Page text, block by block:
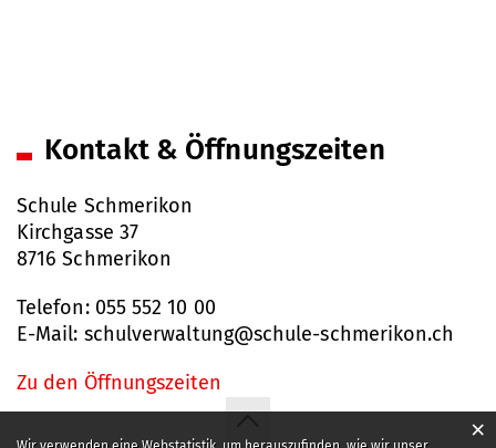
Kontakt & Öffnungszeiten
Schule Schmerikon
Kirchgasse 37
8716 Schmerikon
Telefon: 055 552 10 00
E-Mail: schulverwaltung@schule-schmerikon.ch
Zu den Öffnungszeiten
×